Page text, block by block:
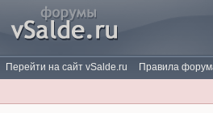
Перейти на сайт vSalde.ru Правила